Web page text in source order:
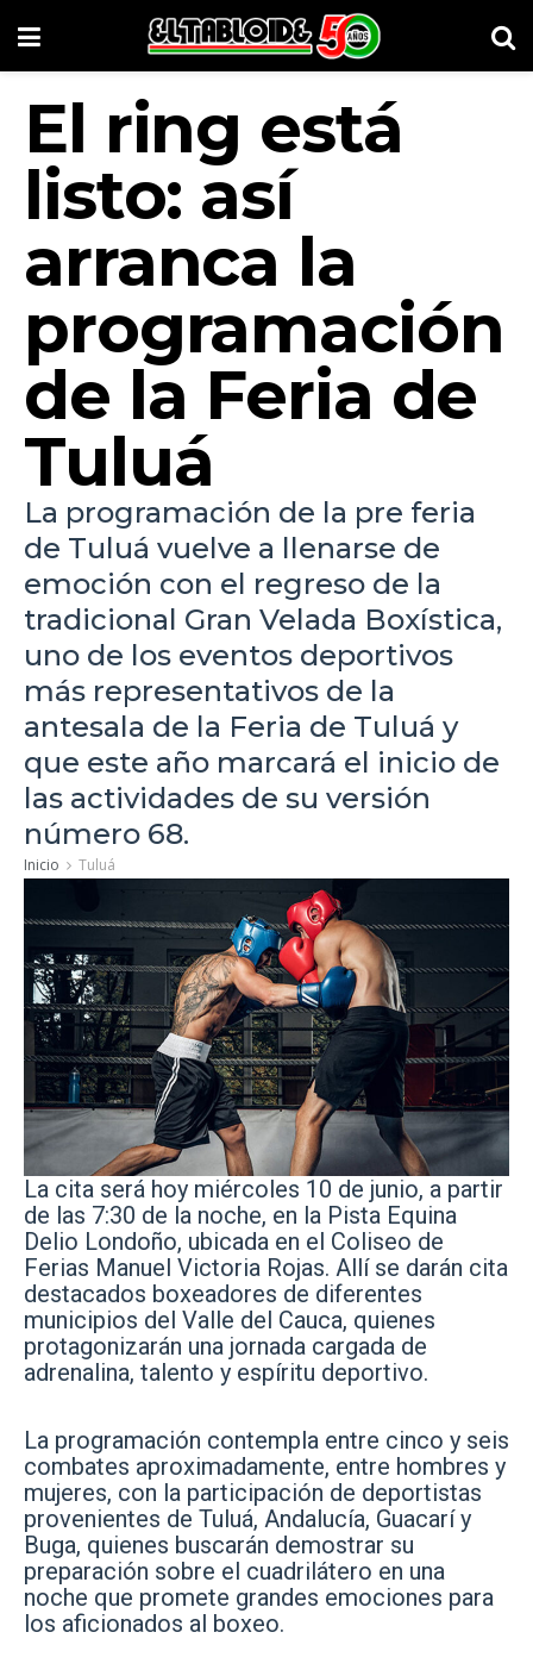
El ring está
listo: así
arranca la
programación
de la Feria de
Tuluá
La programación de la pre feria
de Tuluá vuelve a llenarse de
emoción con el regreso de la
tradicional Gran Velada Boxística,
uno de los eventos deportivos
más representativos de la
antesala de la Feria de Tuluá y
que este año marcará el inicio de
las actividades de su versión
número 68.
Inicio Tuluá
La cita será hoy miércoles 10 de junio, a partir
de las 7:30 de la noche, en la Pista Equina
Delio Londoño, ubicada en el Coliseo de
Ferias Manuel Victoria Rojas. Allí se darán cita
destacados boxeadores de diferentes
municipios del Valle del Cauca, quienes
protagonizarán una jornada cargada de
adrenalina, talento y espíritu deportivo.
La programación contempla entre cinco y seis
combates aproximadamente, entre hombres y
mujeres, con la participación de deportistas
provenientes de Tuluá, Andalucía, Guacarí y
Buga, quienes buscarán demostrar su
preparación sobre el cuadrilátero en una
noche que promete grandes emociones para
los aficionados al boxeo.